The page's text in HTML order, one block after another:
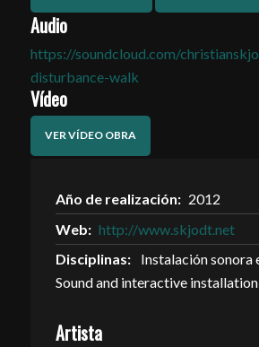
Audio
https://soundcloud.com/
disturbance-walk
Vídeo
VER VÍDEO OBRA
Año de realización: 2012
Web: http://www.skjodt.net
Disciplinas:
Instalación sonora
Sound and interactive installation
Artista